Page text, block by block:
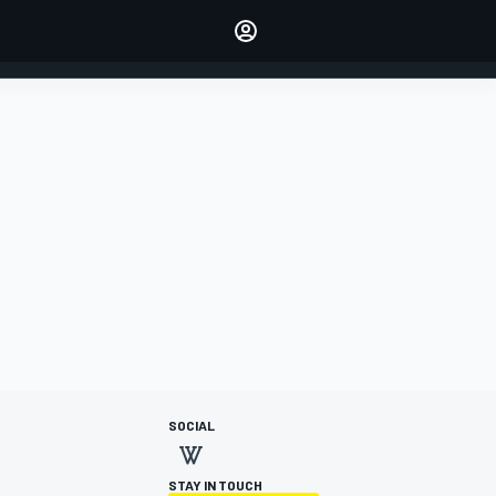
ACCEDI
SOCIAL
STAY IN TOUCH